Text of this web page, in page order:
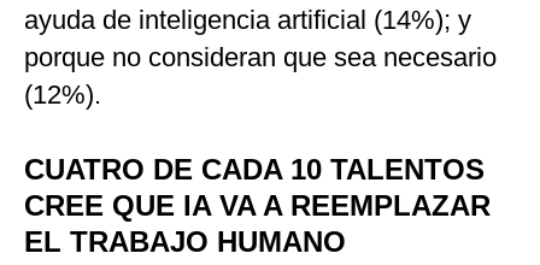
ayuda de inteligencia artificial (14%); y
porque no consideran que sea necesario
(12%).
CUATRO DE CADA 10 TALENTOS
CREE QUE IA VA A REEMPLAZAR
EL TRABAJO HUMANO